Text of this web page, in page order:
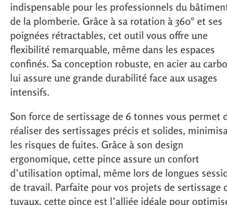
indispensable pour les professionnels du
de la plomberie. Grâce à sa rotation à 360° et ses
poignées rétractables, cet outil vous offre une
flexibilité remarquable, même dans les espaces
confinés. Sa conception robuste, en acier au
lui assure une grande durabilité face aux usages
intensifs.
Son force de sertissage de 6 tonnes vous permet
réaliser des sertissages précis et solides,
les risques de fuites. Grâce à son design
ergonomique, cette pince assure un confort
d’utilisation optimal, même lors de longues
de travail. Parfaite pour vos projets de sertissage
tuyaux, cette pince est l’alliée idéale pour